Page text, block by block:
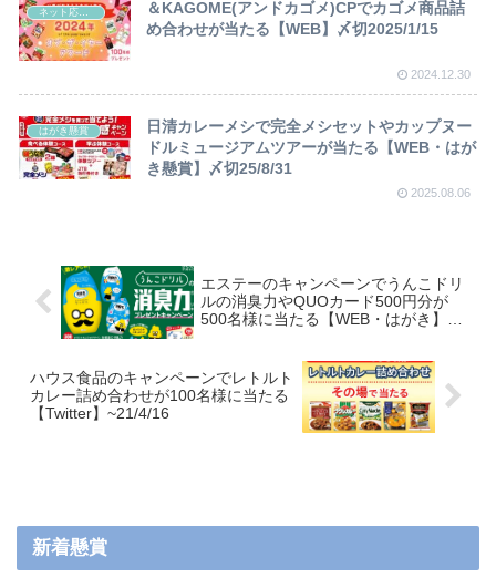
ネット応募懸賞
＆KAGOME(アンドカゴメ)CPでカゴメ商品詰
め合わせが当たる【WEB】〆切2025/1/15
2024.12.30
はがき懸賞
日清カレーメシで完全メシセットやカップヌー
ドルミュージアムツアーが当たる【WEB・はが
き懸賞】〆切25/8/31
2025.08.06
エステーのキャンペーンでうんこドリ
ルの消臭力やQUOカード500円分が
500名様に当たる【WEB・はがき】
ハウス食品のキャンペーンでレトルト
カレー詰め合わせが100名様に当たる
【Twitter】~21/4/16
新着懸賞